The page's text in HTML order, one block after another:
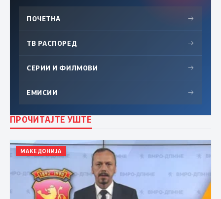
ПОЧЕТНА →
ТВ РАСПОРЕД →
СЕРИИ И ФИЛМОВИ →
ЕМИСИИ →
ПРОЧИТАЈТЕ УШТЕ
МАКЕДОНИЈА